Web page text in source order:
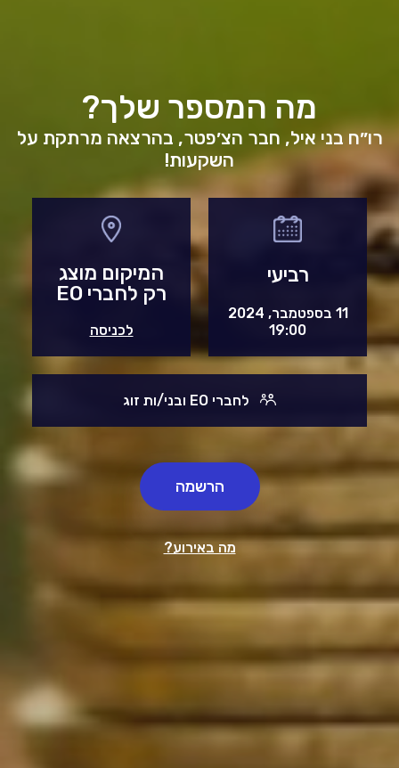
מה המספר שלך?
רו״ח בני איל, חבר הצ׳פטר, בהרצאה מרתקת על
השקעות!
רביעי
11 בספטמבר, 2024
19:00
המיקום מוצג
רק לחברי EO
לכניסה
לחברי EO ובני/ות זוג
הרשמה
מה באירוע?